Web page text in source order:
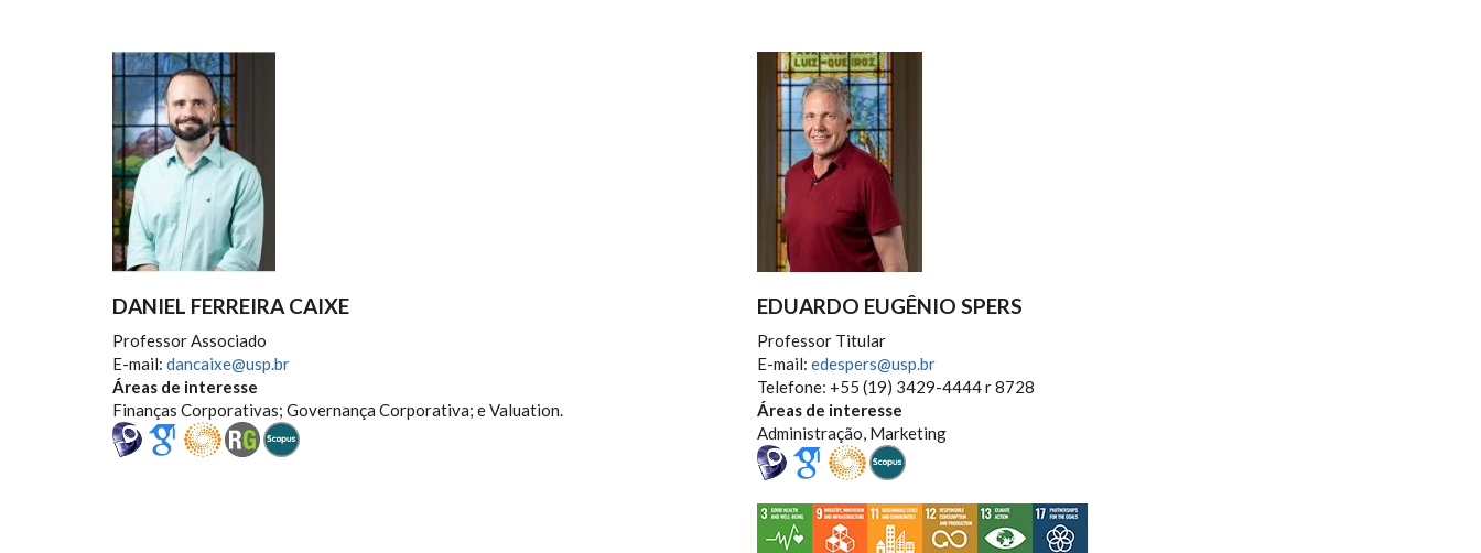
DANIEL FERREIRA CAIXE
Professor Associado
E-mail: dancaixe@usp.br
Áreas de interesse
Finanças Corporativas; Governança Corporativa; e Valuation.
EDUARDO EUGÊNIO SPERS
Professor Titular
E-mail: edespers@usp.br
Telefone: +55 (19) 3429-4444 r 8728
Áreas de interesse
Administração, Marketing